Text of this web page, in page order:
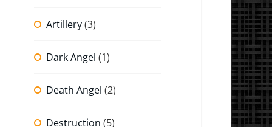
Artillery(3)
Dark Angel (1)
Death Angel (2)
Destruction (5)